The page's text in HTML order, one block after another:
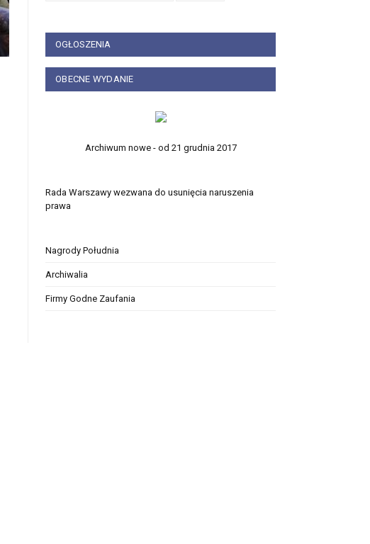
OGŁOSZENIA
OBECNE WYDANIE
Archiwum nowe - od 21 grudnia 2017
Rada Warszawy wezwana do usunięcia naruszenia
prawa
Nagrody Południa
Archiwalia
Firmy Godne Zaufania